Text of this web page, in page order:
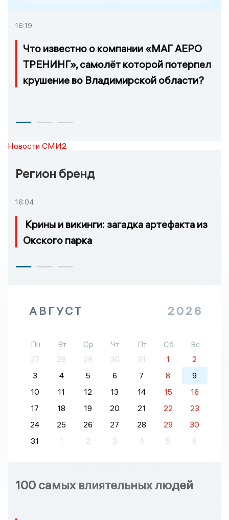
16:19
Что известно о компании «МАГ АЕРО
ТРЕНИНГ», самолёт которой потерпел
крушение во Владимирской области?
Новости СМИ2
Регион бренд
16:04
Крины и викинги: загадка артефакта из
Окского парка
АВГУСТ 2026
Пн Вт Ср Чт Пт Сб
Вс
27
28 29 30 31 1
2
3
4 5 6 7 8
9
10
11 12 13 14 15
16
17
18 19 20 21 22
23
24
25 26 27 28 29
30
31
1 2 3 4 5 6
100 самых влиятельных людей